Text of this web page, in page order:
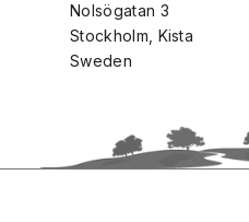
Nolsögatan 3
Stockholm, Kista
Sweden